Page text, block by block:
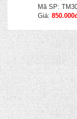
Mã SP:
Giá: